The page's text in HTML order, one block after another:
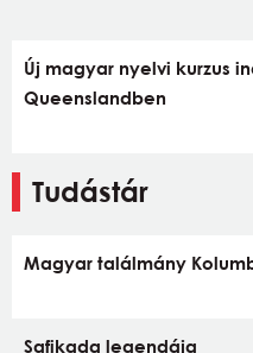
Új magyar nyelvi kurzus
Queenslandben
Tudástár
Magyar találmány
Safikada legendája